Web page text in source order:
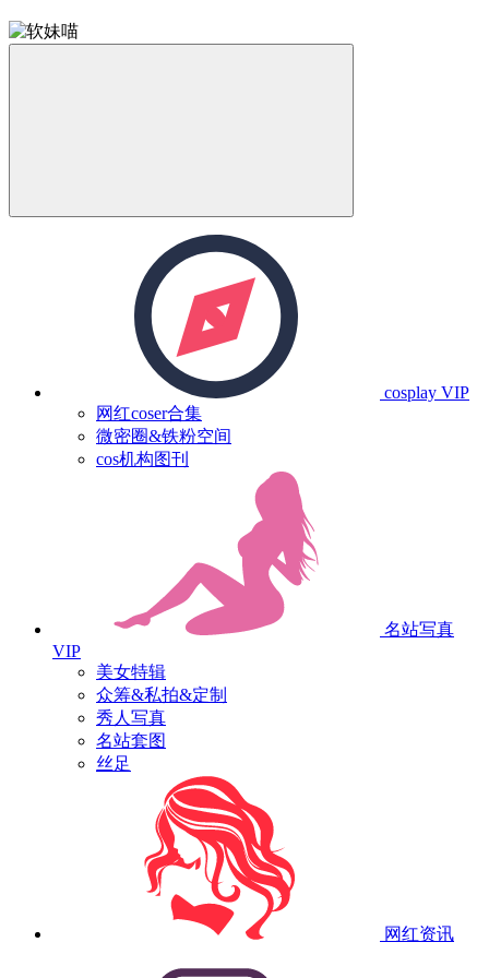
cosplay VIP
网红coser合集
微密圈&铁粉空间
cos机构图刊
名站写真
VIP
美女特辑
众筹&私拍&定制
秀人写真
名站套图
丝足
网红资讯